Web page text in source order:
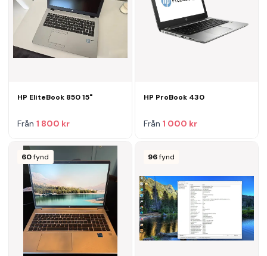
HP EliteBook 850 15"
Från 1 800 kr
HP ProBook 430
Från 1 000 kr
60 fynd 96 fynd